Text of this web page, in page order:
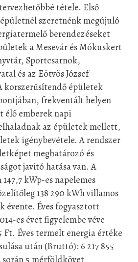
tétele. Első
szeretnénk megújuló
berendezéseket
a Mesevár és Mókuskert
Sportcsarnok,
és az EötvösJózsef
korszerűsítendő épületek
frekventált helyen
élő emberek napi
az épületekmellett,
igénybevétele. A rendszer
meghatározó és
javító hatása van. A
kWp-es napelemes
138 290 kWh villamos
évente. Éves fogyasztott
es évet figyelembe véve
Ft. Évestermelt energia értéke
után (Bruttó): 6 217 855
során 5 mérföldkövet